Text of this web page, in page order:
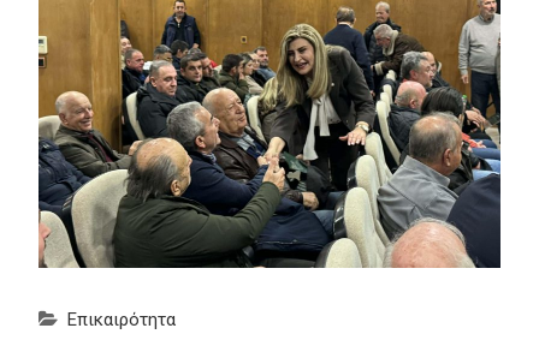
Επικαιρότητα